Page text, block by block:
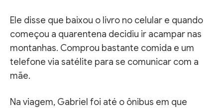
Ele disse que baixou o livro no celular e quando
começou a quarentena decidiu ir acampar nas
montanhas. Comprou bastante comida e um
telefone via satélite para se comunicar com a
mãe.
Na viagem, Gabriel foi até o ônibus em que